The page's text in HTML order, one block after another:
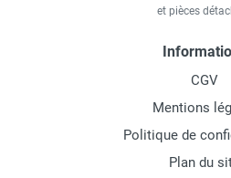
et pièces
CGV
Mentions
Politique de
Plan du